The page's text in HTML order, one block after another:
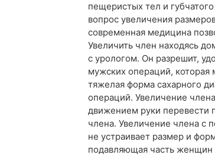
пещеристых тел и
вопрос увеличения
современная медицина
Увеличить член находясь
с урологом. Он разрешит,
мужских операций, которая
тяжелая форма сахарного
операций. Увеличение
движением руки перевести
члена. Увеличение члена с
не устраивает размер и
подавляющая часть